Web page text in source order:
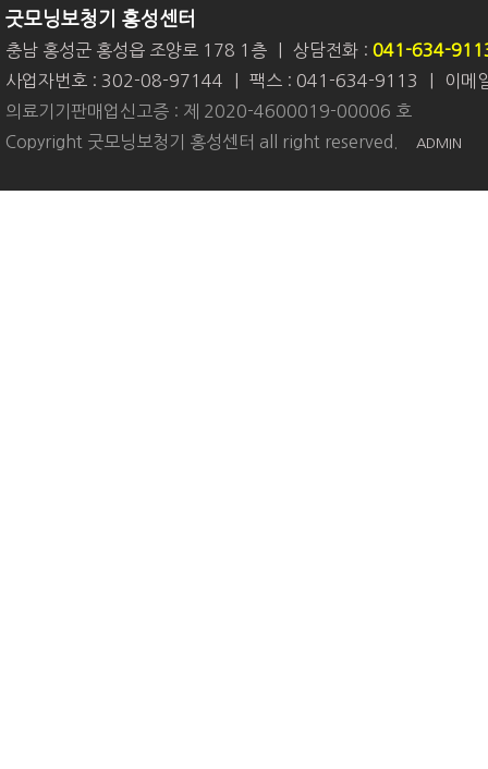
굿모닝보청기 홍성센터
충남 홍성군 홍성읍 조양로 178 1층 상담전화 : 041-634-
사업자번호 : 302-08-97144
팩스 : 041-634-9113
이메
의료기기판매업신고증 : 제 2020-4600019-00006 호
Copyright 굿모닝보청기 홍성센터 all right reserved.
ADMIN